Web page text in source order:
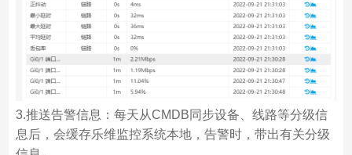
3.推送告警信息：每天从CMDB同步设备、线路等分级信
息后，会缓存乐维监控系统本地，告警时，带出有关分级